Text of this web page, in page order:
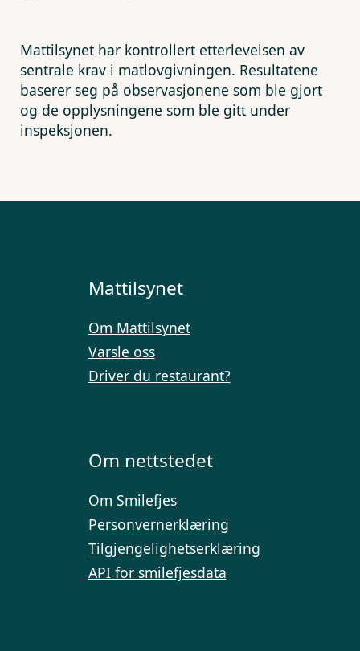
Mattilsynet har kontrollert etterlevelsen av
sentrale krav i matlovgivningen. Resultatene
baserer seg på observasjonene som ble gjort
og de opplysningene som ble gitt under
inspeksjonen.
Mattilsynet
Om Mattilsynet
Varsle oss
Driver du restaurant?
Om nettstedet
Om Smilefjes
Personvernerklæring
Tilgjengelighetserklæring
API for smilefjesdata